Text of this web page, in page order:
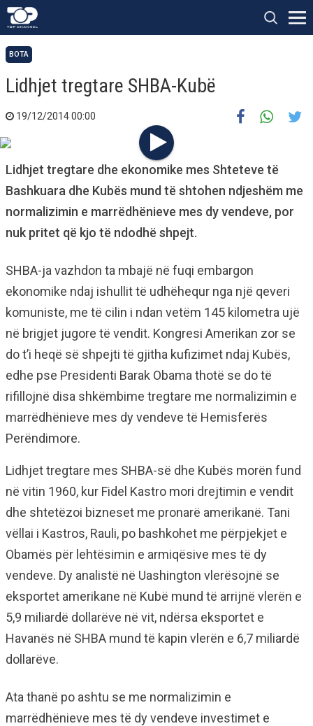
BOTA
Lidhjet tregtare SHBA-Kubë
19/12/2014 00:00
Lidhjet tregtare dhe ekonomike mes Shteteve të
Bashkuara dhe Kubës mund të shtohen ndjeshëm me
normalizimin e marrëdhënieve mes dy vendeve, por
nuk pritet që kjo të ndodhë shpejt.
SHBA-ja vazhdon ta mbajë në fuqi embargon
ekonomike ndaj ishullit të udhëhequr nga një qeveri
komuniste, me të cilin i ndan vetëm 145 kilometra ujë
në brigjet jugore të vendit. Kongresi Amerikan zor se
do t’i heqë së shpejti të gjitha kufizimet ndaj Kubës,
edhe pse Presidenti Barak Obama thotë se do të
rifillojnë disa shkëmbime tregtare me normalizimin e
marrëdhënieve mes dy vendeve të Hemisferës
Perëndimore.
Lidhjet tregtare mes SHBA-së dhe Kubës morën fund
në vitin 1960, kur Fidel Kastro mori drejtimin e vendit
dhe shtetëzoi bizneset me pronarë amerikanë. Tani
vëllai i Kastros, Rauli, po bashkohet me përpjekjet e
Obamës për lehtësimin e armiqësive mes të dy
vendeve. Dy analistë në Uashington vlerësojnë se
eksportet amerikane në Kubë mund të arrijnë vlerën e
5,9 miliardë dollarëve në vit, ndërsa eksportet e
Havanës në SHBA mund të kapin vlerën e 6,7 miliardë
dollarëve.
Ata thanë po ashtu se me normalizimin e
marrëdhënieve mes të dy vendeve investimet e